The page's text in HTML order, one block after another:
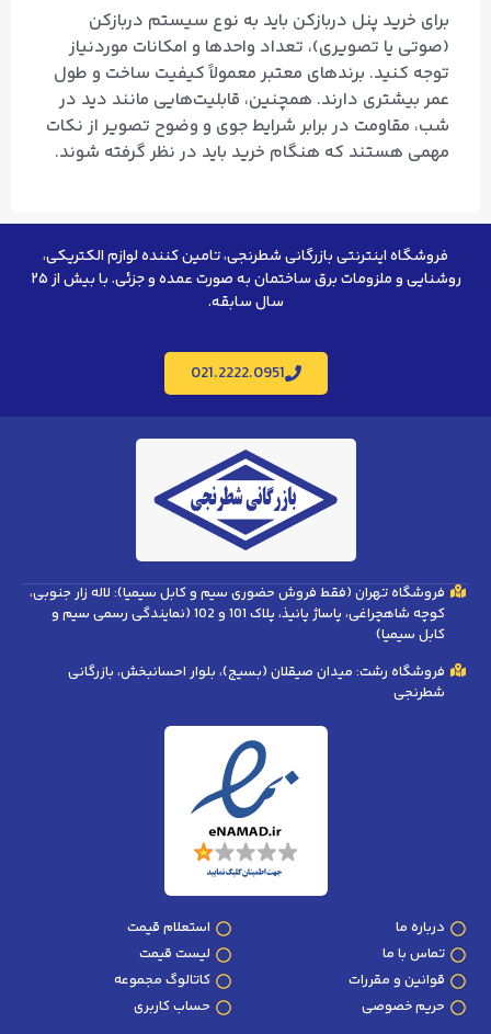
برای خرید پنل دربازکن باید به نوع سیستم دربازکن
(صوتی یا تصویری)، تعداد واحدها و امکانات موردنیاز
توجه کنید. برندهای معتبر معمولاً کیفیت ساخت و طول
عمر بیشتری دارند. همچنین، قابلیت‌هایی مانند دید در
شب، مقاومت در برابر شرایط جوی و وضوح تصویر از نکات
مهمی هستند که هنگام خرید باید در نظر گرفته شوند.
فروشگاه اینترنتی بازرگانی شطرنجی، تامین کننده لوازم الکتریکی،
روشنایی و ملزومات برق ساختمان به صورت عمده و جزئی. با بیش از ۲۵
سال سابقه.
021.2222.0951
فروشگاه تهران (فقط فروش حضوری سیم و کابل سیمیا): لاله زار جنوبی،
کوچه شاهچراغی، پاساژ پانیذ، پلاک 101 و 102 (نمایندگی رسمی سیم و
کابل سیمیا)
فروشگاه رشت: میدان صیقلان (بسیج)، بلوار احسانبخش، بازرگانی
شطرنجی
درباره ما
تماس با ما
قوانین و مقررات
حریم خصوصی
استعلام قیمت
لیست قیمت
کاتالوگ مجموعه
حساب کاربری